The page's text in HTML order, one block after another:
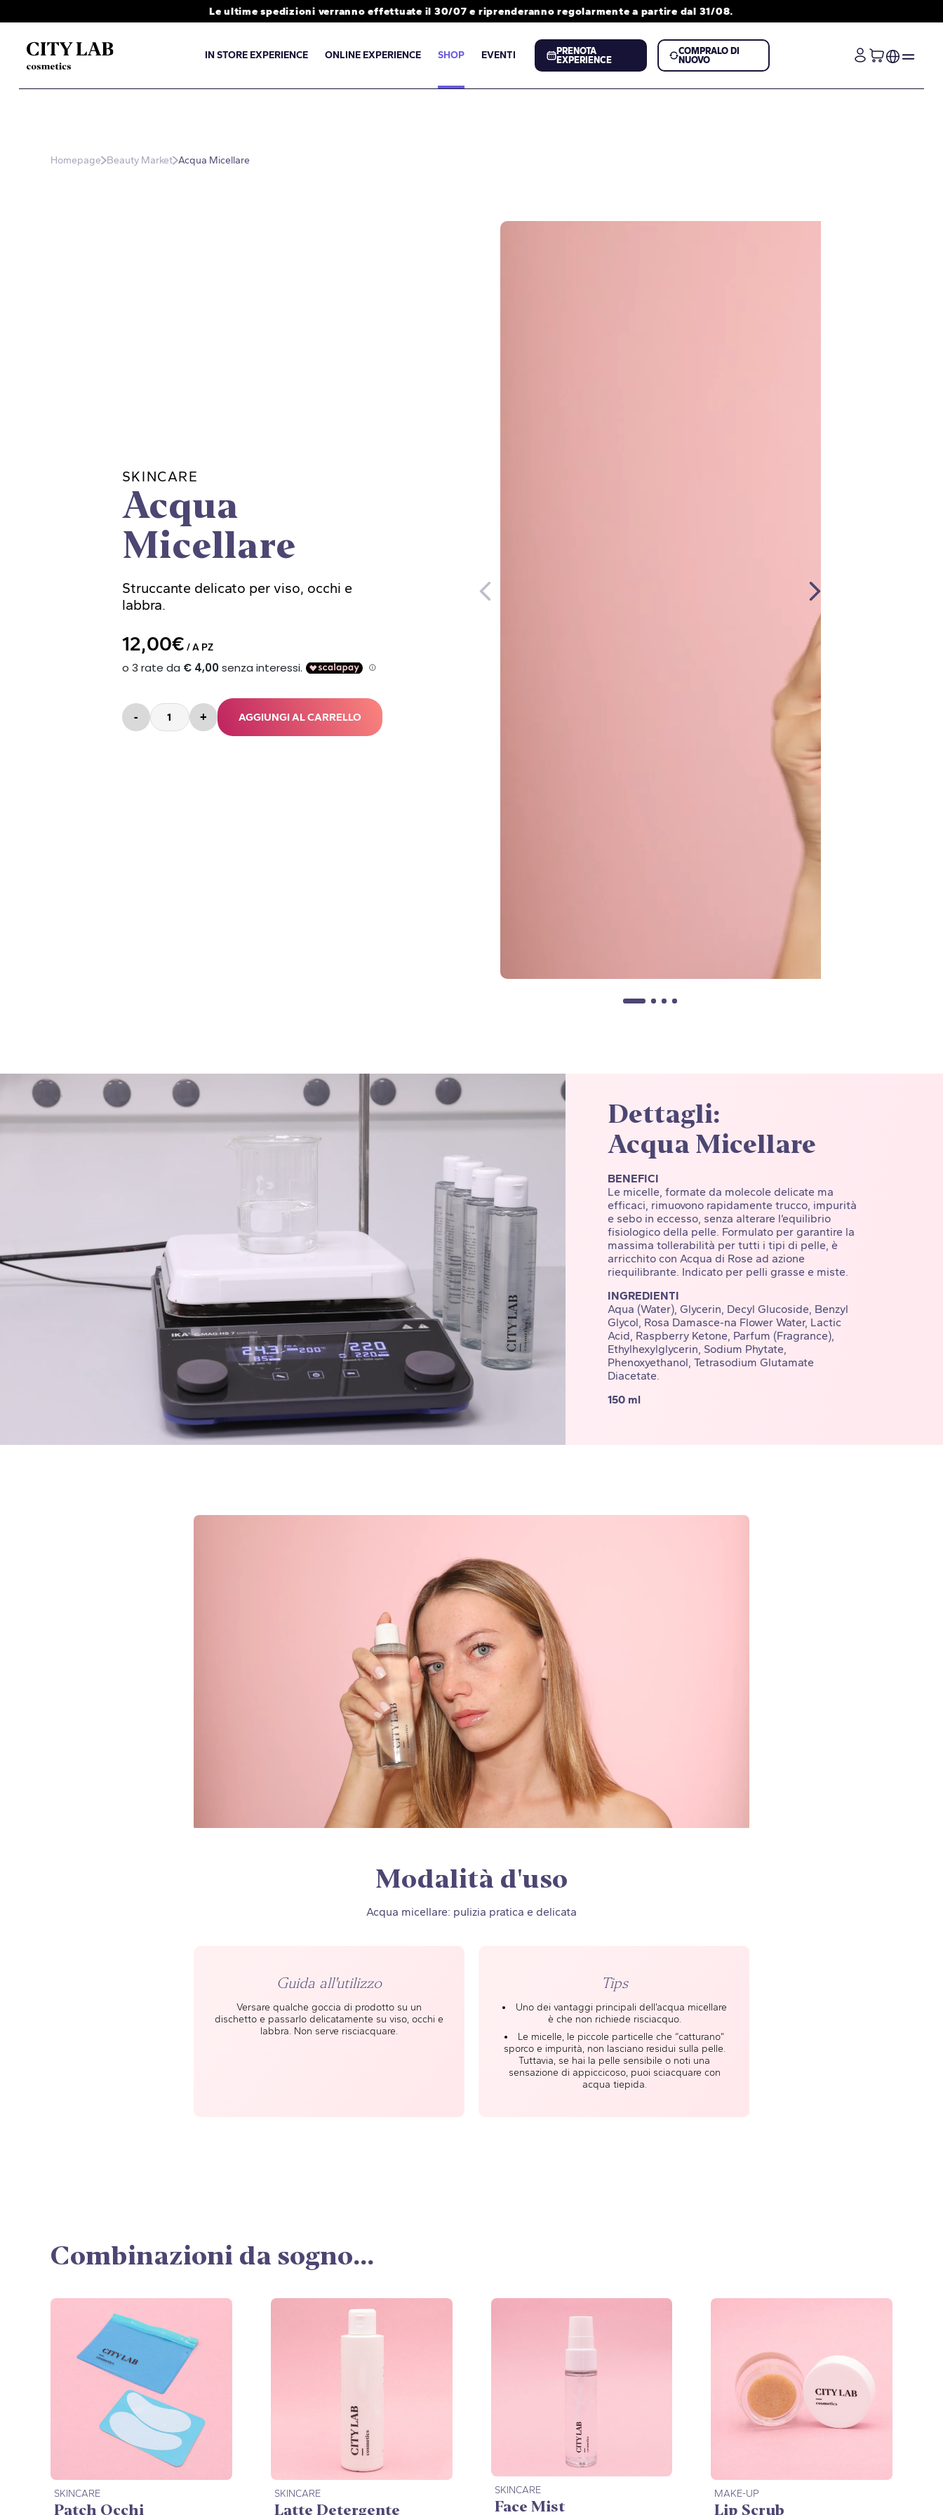
al
Le ultime spedizioni verranno effettuate il 30/07 e riprenderanno regolarmente a partire dal 31/08.
IN STORE EXPERIENCE ONLINE EXPERIENCE SHOP EVENTI
PRENOTA
EXPERIENCE
COMPRALO DI
NUOVO
Homepage Beauty Market Acqua Micellare
SKINCARE
Acqua
Micellare
Struccante delicato per viso, occhi e
labbra.
12,00€ / A PZ
- + AGGIUNGI AL CARRELLO
Dettagli:
Acqua Micellare
BENEFICI
Le micelle, formate da molecole delicate ma
efficaci, rimuovono rapidamente trucco, impurità
e sebo in eccesso, senza alterare l’equilibrio
fisiologico della pelle. Formulato per garantire la
massima tollerabilità per tutti i tipi di pelle, è
arricchito con Acqua di Rose ad azione
riequilibrante. Indicato per pelli grasse e miste.
INGREDIENTI
Aqua (Water), Glycerin, Decyl Glucoside, Benzyl
Glycol, Rosa Damasce-na Flower Water, Lactic
Acid, Raspberry Ketone, Parfum (Fragrance),
Ethylhexylglycerin, Sodium Phytate,
Phenoxyethanol, Tetrasodium Glutamate
Diacetate.
150 ml
Modalità d'uso
Acqua micellare: pulizia pratica e delicata
Guida all'utilizzo
Versare qualche goccia di prodotto su un
dischetto e passarlo delicatamente su viso, occhi e
labbra. Non serve risciacquare.
Tips
Uno dei vantaggi principali dell’acqua micellare
è che non richiede risciacquo.
Le micelle, le piccole particelle che “catturano”
sporco e impurità, non lasciano residui sulla pelle.
Tuttavia, se hai la pelle sensibile o noti una
sensazione di appiccicoso, puoi sciacquare con
acqua tiepida.
Combinazioni da sogno...
SKINCARE
Patch Occhi
SKINCARE
Latte Detergente
SKINCARE
Face Mist
MAKE-UP
Lip Scrub